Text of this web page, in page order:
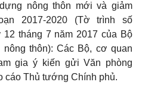
nông thôn mới và giảm
2017-2020 (Tờ trình số
12 tháng 7 năm 2017 của Bộ
thôn): Các Bộ, cơ quan
gia ý kiến gửi Văn phòng
cáo Thủ tướng Chính phủ.